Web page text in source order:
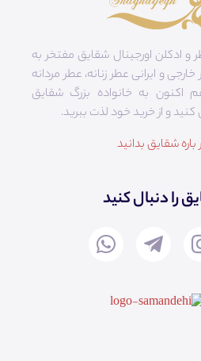
و ادکلن اورجینال شقایق مفتخر به
و ایرانی عطر زنانه، عطر مردانه
اکنون به خانواده بزرگ شقایق
و از خرید خود لذت ببرید.
باره شقایق بدانید
را دنبال کنید